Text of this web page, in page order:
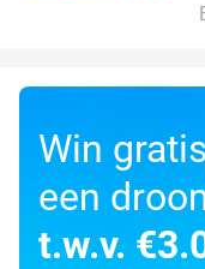
Win
een
t.w.v.